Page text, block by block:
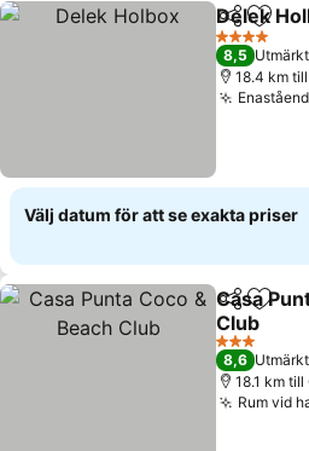
Dela Lägg
Delek
4 Stjärnor
8,5 Utmärkt
18.4 km
Välj datum för att se exakta priser
Dela Lägg
Casa
Club
Se priser
3 Stjärnor
8,6 Utmärkt
18.1 km
Rum vid